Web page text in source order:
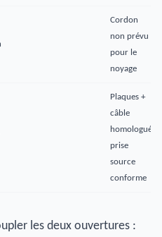
Cordon
non prévu
pour le
noyage
Plaques +
câble
homologué,
prise
source
conforme
les deux ouvertures :